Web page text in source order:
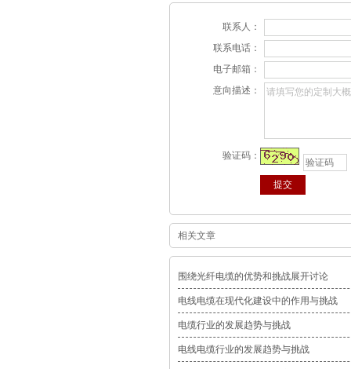
联系人：
联系电话：
电子邮箱：
意向描述：
验证码：
相关文章
围绕光纤电缆的优势和挑战展开讨论
电线电缆在现代化建设中的作用与挑战
电缆行业的发展趋势与挑战
电线电缆行业的发展趋势与挑战